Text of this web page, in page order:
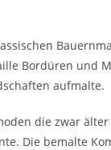
Bordüren und
aufmalte.
die zwar
Die bemalte